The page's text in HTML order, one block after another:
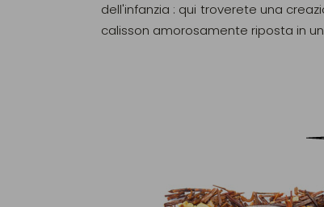
dell'infanzia : qui troverete una
calisson amorosamente riposta in